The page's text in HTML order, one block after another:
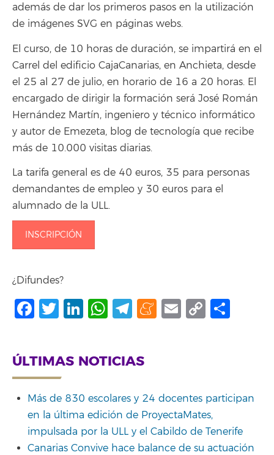
además de dar los primeros pasos en la utilización
de imágenes SVG en páginas webs.
El curso, de 10 horas de duración, se impartirá en el
Carrel del edificio CajaCanarias, en Anchieta, desde
el 25 al 27 de julio, en horario de 16 a 20 horas. El
encargado de dirigir la formación será José Román
Hernández Martín, ingeniero y técnico informático
y autor de Emezeta, blog de tecnología que recibe
más de 10.000 visitas diarias.
La tarifa general es de 40 euros, 35 para personas
demandantes de empleo y 30 euros para el
alumnado de la ULL.
INSCRIPCIÓN
¿Difundes?
Facebook
Twitter
LinkedIn
WhatsApp
Telegram
Meneame
Email
Copy
ÚLTIMAS NOTICIAS
Más de 830 escolares y 24 docentes participan
en la última edición de ProyectaMates,
impulsada por la ULL y el Cabildo de Tenerife
Canarias Convive hace balance de su actuación